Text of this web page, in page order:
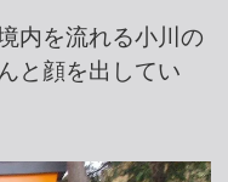
内を流れる小川の
と顔を出してい